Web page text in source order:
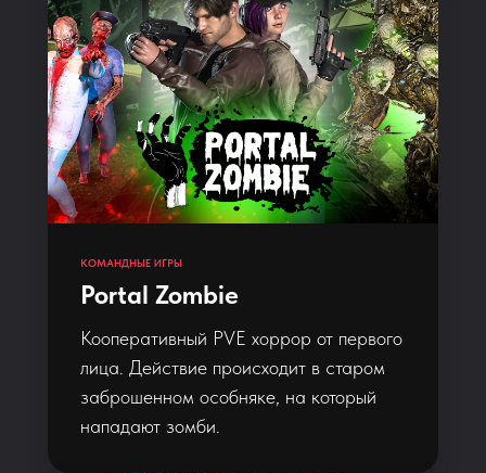
КОМАНДНЫЕ ИГРЫ
Portal Zombie
Кооперативный PVE хоррор от первого
лица. Действие происходит в старом
заброшенном особняке, на который
нападают зомби.